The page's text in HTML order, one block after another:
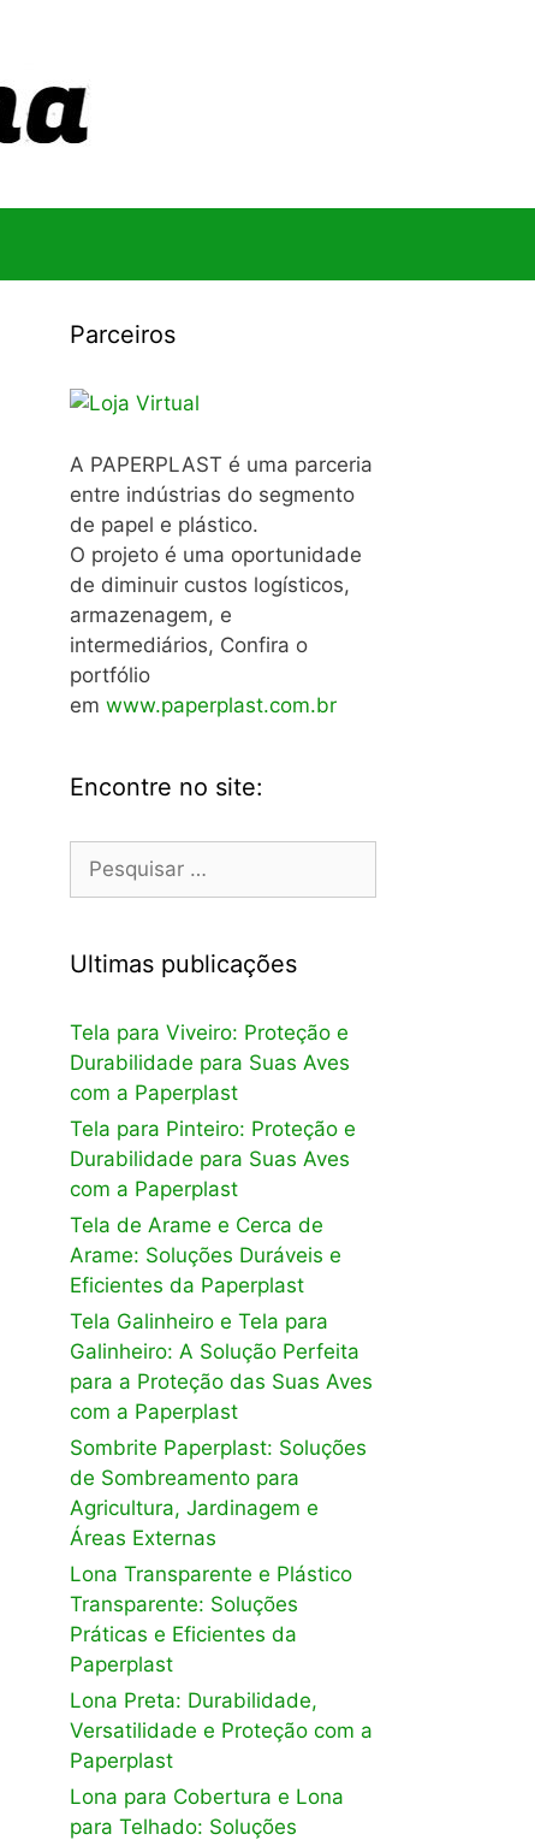
Parceiros
A PAPERPLAST é uma parceria
entre indústrias do segmento
de papel e plástico.
O projeto é uma oportunidade
de diminuir custos logísticos,
armazenagem, e
intermediários, Confira o
portfólio
em www.paperplast.com.br
Encontre no site:
por:
Ultimas publicações
Tela para Viveiro: Proteção e
Durabilidade para Suas Aves
com a Paperplast
Tela para Pinteiro: Proteção e
Durabilidade para Suas Aves
com a Paperplast
Tela de Arame e Cerca de
Arame: Soluções Duráveis e
Eficientes da Paperplast
Tela Galinheiro e Tela para
Galinheiro: A Solução Perfeita
para a Proteção das Suas Aves
com a Paperplast
Sombrite Paperplast: Soluções
de Sombreamento para
Agricultura, Jardinagem e
Áreas Externas
Lona Transparente e Plástico
Transparente: Soluções
Práticas e Eficientes da
Paperplast
Lona Preta: Durabilidade,
Versatilidade e Proteção com a
Paperplast
Lona para Cobertura e Lona
para Telhado: Soluções